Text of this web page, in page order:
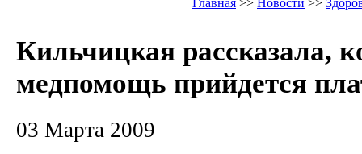
Главная >> Новости >>
Кильчицкая рассказала,
медпомощь прийдется
03 Марта 2009